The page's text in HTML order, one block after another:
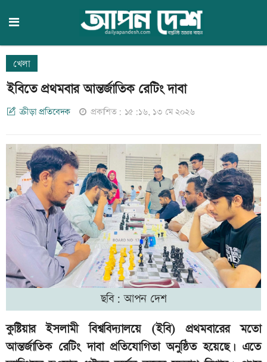
খেলা
ইবিতে প্রথমবার আন্তর্জাতিক রেটিং দাবা
ক্রীড়া প্রতিবেদক প্রকাশিত: ১৫:১৬, ১৩ মে ২০২৬
ছবি: আপন দেশ
কুষ্টিয়ার ইসলামী বিশ্ববিদ্যালয়ে (ইবি) প্রথমবারের মতো
আন্তর্জাতিক রেটিং দাবা প্রতিযোগিতা অনুষ্ঠিত হয়েছে। এতে